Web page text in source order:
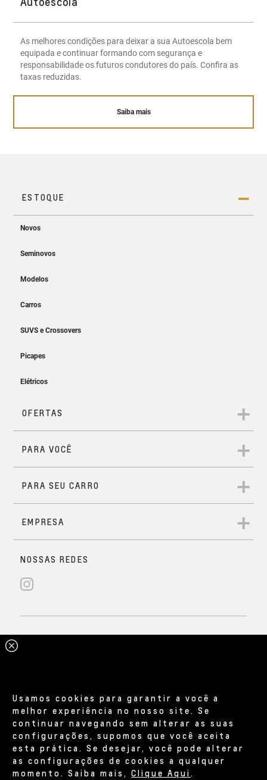
As melhores condições para deixar a sua Autoescola bem
equipada e continuar formando com segurança e
responsabilidade os futuros condutores do país. Confira as
taxas reduzidas.
Saiba mais
Usamos cookies para garantir a você a
melhor experiência no nosso site. Se
continuar navegando sem alterar as suas
configurações, supomos que você aceita
esta prática. Se desejar, você pode alterar
as configurações de cookies a qualquer
momento. Saiba mais,Clique Aqui.